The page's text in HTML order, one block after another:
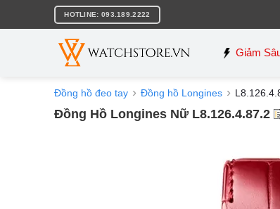
nội
HOTLINE: 093.189.2222
Giảm
Đồng hồ đeo tay Đồng hồ Longines
Đồng Hồ Longines Nữ L8.126.4.87.2